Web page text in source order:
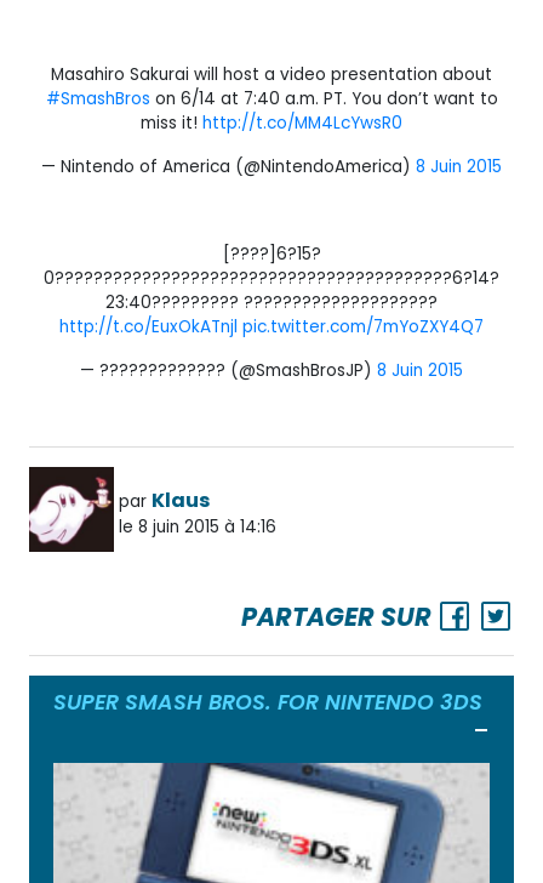
Masahiro Sakurai will host a video presentation about
#SmashBros on 6/14 at 7:40 a.m. PT. You don’t want to
miss it! http://t.co/MM4LcYwsR0
— Nintendo of America (@NintendoAmerica) 8 Juin 2015
[????]6?15?
0?????????????????????????????????????????6?14?
23:40????????? ????????????????????
http://t.co/EuxOkATnjl pic.twitter.com/7mYoZXY4Q7
— ????????????? (@SmashBrosJP) 8 Juin 2015
par Klaus
le 8 juin 2015 à 14:16
PARTAGER SUR
SUPER SMASH BROS. FOR NINTENDO 3DS